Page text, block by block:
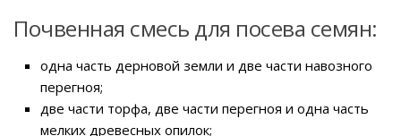
Почвенная смесь для посева семян:
одна часть дерновой земли и две части навозного
перегноя;
две части торфа, две части перегноя и одна часть
мелких древесных опилок;